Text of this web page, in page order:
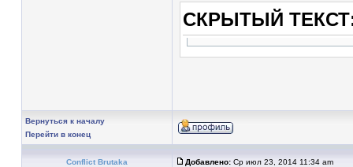
СКРЫТЫЙ
Вернуться к началу
Перейти в конец
Conflict Brutaka Добавлено: Ср июл 23, 2014 11:34 am